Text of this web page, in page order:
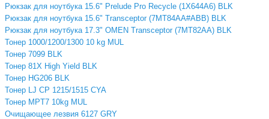
Рюкзак для ноутбука 15.6" Prelude Pro Recycle (1X644A6) BLK
Рюкзак для ноутбука 15.6" Transceptor (7MT84AA#ABB) BLK
Рюкзак для ноутбука 17.3" OMEN Transceptor (7MT82AA) BLK
Тонер 1000/1200/1300 10 kg MUL
Тонер 7099 BLK
Тонер 81X High Yield BLK
Тонер HG206 BLK
Тонер LJ CP 1215/1515 CYA
Тонер MPT7 10kg MUL
Очищающее лезвия 6127 GRY